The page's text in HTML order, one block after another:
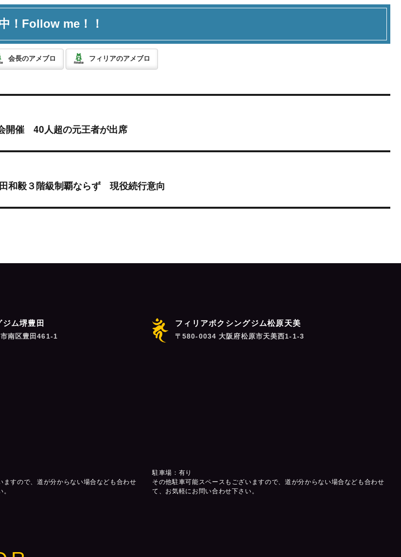
！Follow me！！
会長のアメブロ フィリアのアメブロ
開催 40人超の元王者が出席
和毅３階級制覇ならず 現役続行意向
ム堺豊田
南区豊田461-1
ますので、道が分からない場合なども合わせ
フィリアボクシングジム松原天美
〒580-0034 大阪府松原市天美西1-1-3
駐車場：有り
その他駐車可能スペースもございますので、道が分からない場合なども合わせ
て、お気軽にお問い合わせ下さい。